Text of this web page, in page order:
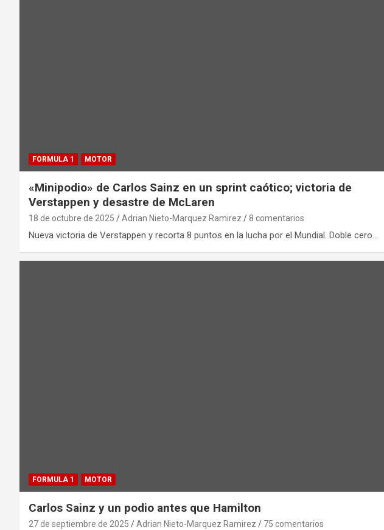
FORMULA 1 MOTOR
«Minipodio» de Carlos Sainz en un sprint caótico; victoria de
Verstappen y desastre de McLaren
18 de octubre de 2025 Adrian Nieto-Marquez Ramirez 8 comentarios
Nueva victoria de Verstappen y recorta 8 puntos en la lucha por el Mundial. Doble cero…
FORMULA 1 MOTOR
Carlos Sainz y un podio antes que Hamilton
27 de septiembre de 2025 Adrian Nieto-Marquez Ramirez 75 comentarios